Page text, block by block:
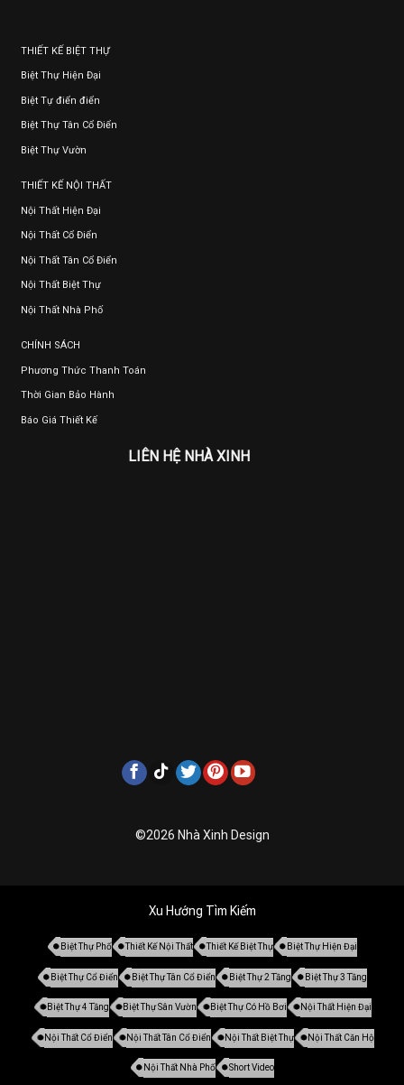
THIẾT KẾ BIỆT THỰ
Biệt Thự Hiện Đại
Biệt Tự điển điển
Biệt Thự Tân Cổ Điển
Biệt Thự Vườn
THIẾT KẾ NỘI THẤT
Nội Thất Hiện Đại
Nội Thất Cổ Điển
Nội Thất Tân Cổ Điển
Nội Thất Biệt Thự
Nội Thất Nhà Phố
CHÍNH SÁCH
Phương Thức Thanh Toán
Thời Gian Bảo Hành
Báo Giá Thiết Kế
LIÊN HỆ NHÀ XINH
©2026 Nhà Xinh Design
Xu Hướng Tìm Kiếm
Biệt Thự Phố Thiết Kế Nội Thất Thiết Kế Biệt Thự Biệt Thự Hiện Đại
Biệt Thự Cổ Điển Biệt Thự Tân Cổ Điển Biệt Thự 2 Tầng Biệt Thự 3 Tầng
Biệt Thự 4 Tầng Biệt Thự Sân Vườn Biệt Thự Có Hồ Bơi Nội Thất Hiện Đại
Nội Thất Cổ Điển Nội Thất Tân Cổ Điển Nội Thất Biệt Thự Nội Thất Căn Hộ
Nội Thất Nhà Phố Short Video